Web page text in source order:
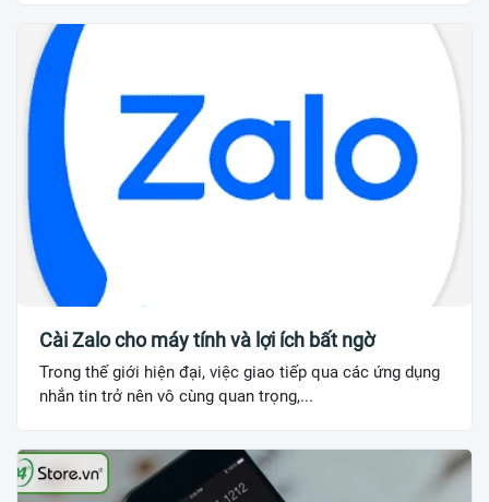
Cài Zalo cho máy tính và lợi ích bất ngờ
Trong thế giới hiện đại, việc giao tiếp qua các ứng dụng
nhắn tin trở nên vô cùng quan trọng,...